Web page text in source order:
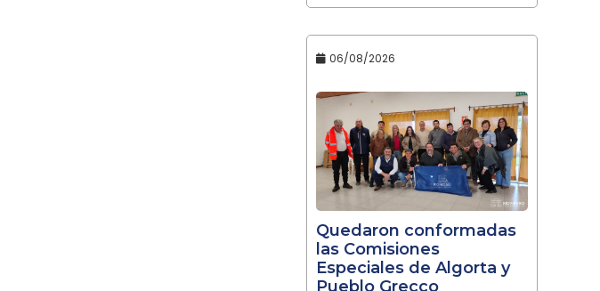
06/08/2026
Quedaron conformadas
las Comisiones
Especiales de Algorta y
Pueblo Grecco